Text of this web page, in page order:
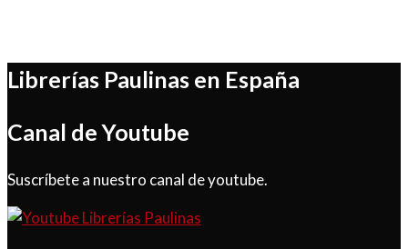
Librerías Paulinas en España
Canal de Youtube
Suscríbete a nuestro canal de youtube.